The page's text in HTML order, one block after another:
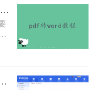
PDF文件转Word：5种方法从入门到避坑的实操指南！
法按Word版本兼容性选择！